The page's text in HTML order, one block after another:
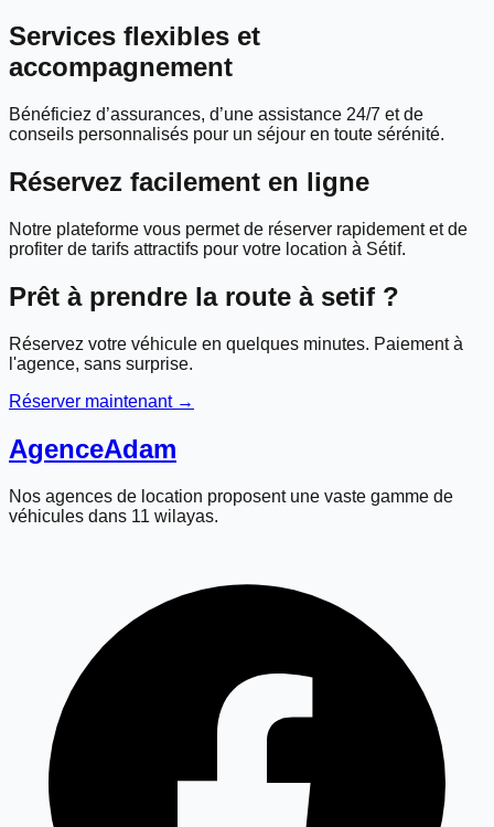
Services flexibles et
accompagnement
Bénéficiez d’assurances, d’une assistance 24/7 et de
conseils personnalisés pour un séjour en toute sérénité.
Réservez facilement en ligne
Notre plateforme vous permet de réserver rapidement et de
profiter de tarifs attractifs pour votre location à Sétif.
Prêt à prendre la route à setif ?
Réservez votre véhicule en quelques minutes. Paiement à
l'agence, sans surprise.
Réserver maintenant →
AgenceAdam
Nos agences de location proposent une vaste gamme de
véhicules dans 11 wilayas.